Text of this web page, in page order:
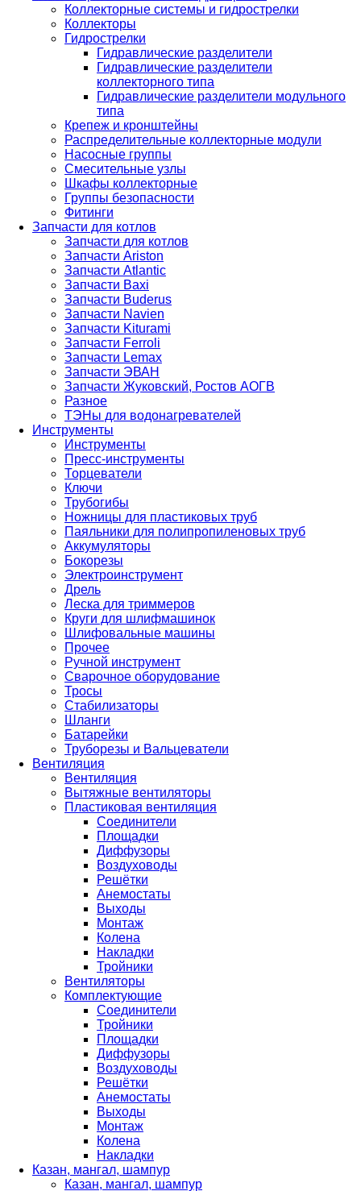
Коллекторные системы и гидрострелки
Коллекторы
Гидрострелки
Гидравлические разделители
Гидравлические разделители
коллекторного типа
Гидравлические разделители модульного
типа
Крепеж и кронштейны
Распределительные коллекторные модули
Насосные группы
Смесительные узлы
Шкафы коллекторные
Группы безопасности
Фитинги
Запчасти для котлов
Запчасти для котлов
Запчасти Ariston
Запчасти Atlantic
Запчасти Baxi
Запчасти Buderus
Запчасти Navien
Запчасти Kiturami
Запчасти Ferroli
Запчасти Lemax
Запчасти ЭВАН
Запчасти Жуковский, Ростов АОГВ
Разное
ТЭНы для водонагревателей
Инструменты
Инструменты
Пресс-инструменты
Торцеватели
Ключи
Трубогибы
Ножницы для пластиковых труб
Паяльники для полипропиленовых труб
Аккумуляторы
Бокорезы
Электроинструмент
Дрель
Леска для триммеров
Круги для шлифмашинок
Шлифовальные машины
Прочее
Ручной инструмент
Сварочное оборудование
Тросы
Стабилизаторы
Шланги
Батарейки
Труборезы и Вальцеватели
Вентиляция
Вентиляция
Вытяжные вентиляторы
Пластиковая вентиляция
Соединители
Площадки
Диффузоры
Воздуховоды
Решётки
Анемостаты
Выходы
Монтаж
Колена
Накладки
Тройники
Вентиляторы
Комплектующие
Соединители
Тройники
Площадки
Диффузоры
Воздуховоды
Решётки
Анемостаты
Выходы
Монтаж
Колена
Накладки
Казан, мангал, шампур
Казан, мангал, шампур